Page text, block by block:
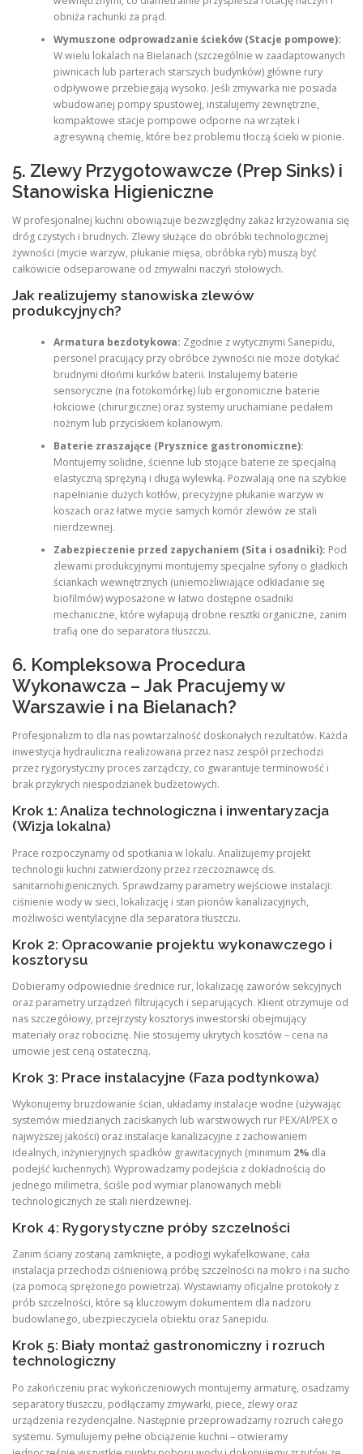
obniża rachunki za prąd.
Wymuszone odprowadzanie ścieków (Stacje pompowe):
W wielu lokalach na Bielanach (szczególnie w zaadaptowanych
piwnicach lub parterach starszych budynków) główne rury
odpływowe przebiegają wysoko. Jeśli zmywarka nie posiada
wbudowanej pompy spustowej, instalujemy zewnętrzne,
kompaktowe stacje pompowe odporne na wrzątek i
agresywną chemię, które bez problemu tłoczą ścieki w pionie.
5. Zlewy Przygotowawcze (Prep Sinks) i
Stanowiska Higieniczne
W profesjonalnej kuchni obowiązuje bezwzględny zakaz krzyżowania się
dróg czystych i brudnych. Zlewy służące do obróbki technologicznej
żywności (mycie warzyw, płukanie mięsa, obróbka ryb) muszą być
całkowicie odseparowane od zmywalni naczyń stołowych.
Jak realizujemy stanowiska zlewów
produkcyjnych?
Armatura bezdotykowa: Zgodnie z wytycznymi Sanepidu,
personel pracujący przy obróbce żywności nie może dotykać
brudnymi dłońmi kurków baterii. Instalujemy baterie
sensoryczne (na fotokomórkę) lub ergonomiczne baterie
łokciowe (chirurgiczne) oraz systemy uruchamiane pedałem
nożnym lub przyciskiem kolanowym.
Baterie zraszające (Prysznice gastronomiczne):
Montujemy solidne, ścienne lub stojące baterie ze specjalną
elastyczną sprężyną i długą wylewką. Pozwalają one na szybkie
napełnianie dużych kotłów, precyzyjne płukanie warzyw w
koszach oraz łatwe mycie samych komór zlewów ze stali
nierdzewnej.
Zabezpieczenie przed zapychaniem (Sita i osadniki): Pod
zlewami produkcyjnymi montujemy specjalne syfony o gładkich
ściankach wewnętrznych (uniemożliwiające odkładanie się
biofilmów) wyposażone w łatwo dostępne osadniki
mechaniczne, które wyłapują drobne resztki organiczne, zanim
trafią one do separatora tłuszczu.
6. Kompleksowa Procedura
Wykonawcza – Jak Pracujemy w
Warszawie i na Bielanach?
Profesjonalizm to dla nas powtarzalność doskonałych rezultatów. Każda
inwestycja hydrauliczna realizowana przez nasz zespół przechodzi
przez rygorystyczny proces zarządczy, co gwarantuje terminowość i
brak przykrych niespodzianek budżetowych.
Krok 1: Analiza technologiczna i inwentaryzacja
(Wizja lokalna)
Prace rozpoczynamy od spotkania w lokalu. Analizujemy projekt
technologii kuchni zatwierdzony przez rzeczoznawcę ds.
sanitarnohigienicznych. Sprawdzamy parametry wejściowe instalacji:
ciśnienie wody w sieci, lokalizację i stan pionów kanalizacyjnych,
możliwości wentylacyjne dla separatora tłuszczu.
Krok 2: Opracowanie projektu wykonawczego i
kosztorysu
Dobieramy odpowiednie średnice rur, lokalizację zaworów sekcyjnych
oraz parametry urządzeń filtrujących i separujących. Klient otrzymuje od
nas szczegółowy, przejrzysty kosztorys inwestorski obejmujący
materiały oraz robociznę. Nie stosujemy ukrytych kosztów – cena na
umowie jest ceną ostateczną.
Krok 3: Prace instalacyjne (Faza podtynkowa)
Wykonujemy bruzdowanie ścian, układamy instalacje wodne (używając
systemów miedzianych zaciskanych lub warstwowych rur PEX/Al/PEX o
najwyższej jakości) oraz instalacje kanalizacyjne z zachowaniem
idealnych, inżynieryjnych spadków grawitacyjnych (minimum 2% dla
podejść kuchennych). Wyprowadzamy podejścia z dokładnością do
jednego milimetra, ściśle pod wymiar planowanych mebli
technologicznych ze stali nierdzewnej.
Krok 4: Rygorystyczne próby szczelności
Zanim ściany zostaną zamknięte, a podłogi wykafelkowane, cała
instalacja przechodzi ciśnieniową próbę szczelności na mokro i na sucho
(za pomocą sprężonego powietrza). Wystawiamy oficjalne protokoły z
prób szczelności, które są kluczowym dokumentem dla nadzoru
budowlanego, ubezpieczyciela obiektu oraz Sanepidu.
Krok 5: Biały montaż gastronomiczny i rozruch
technologiczny
Po zakończeniu prac wykończeniowych montujemy armaturę, osadzamy
separatory tłuszczu, podłączamy zmywarki, piece, zlewy oraz
urządzenia rezydencjalne. Następnie przeprowadzamy rozruch całego
systemu. Symulujemy pełne obciążenie kuchni – otwieramy